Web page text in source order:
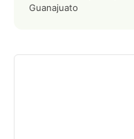
Guanajuato